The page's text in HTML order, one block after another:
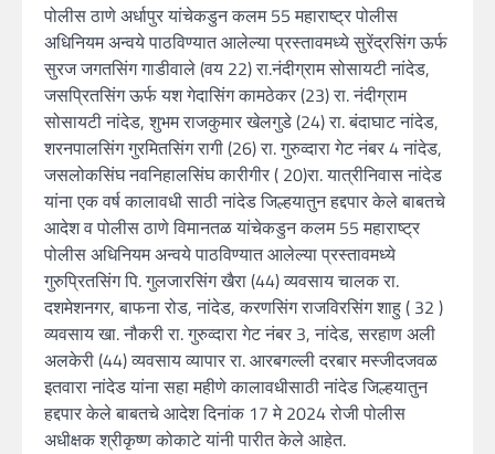
पोलीस ठाणे अर्धापुर यांचेकडुन कलम 55 महाराष्ट्र पोलीस
अधिनियम अन्वये पाठविण्यात आलेल्या प्रस्तावमध्ये सुरेंद्रसिंग ऊर्फ
सुरज जगतसिंग गाडीवाले (वय 22) रा.नंदीग्राम सोसायटी नांदेड,
जसप्रितसिंग ऊर्फ यश गेदासिंग कामठेकर (23) रा. नंदीग्राम
सोसायटी नांदेड, शुभम राजकुमार खेलगुडे (24) रा. बंदाघाट नांदेड,
शरनपालसिंग गुरमितसिंग रागी (26) रा. गुरुव्दारा गेट नंबर 4 नांदेड,
जसलोकसिंघ नवनिहालसिंघ कारीगीर ( 20)रा. यात्रीनिवास नांदेड
यांना एक वर्ष कालावधी साठी नांदेड जिल्हयातुन हद्दपार केले बाबतचे
आदेश व पोलीस ठाणे विमानतळ यांचेकडुन कलम 55 महाराष्ट्र
पोलीस अधिनियम अन्वये पाठविण्यात आलेल्या प्रस्तावमध्ये
गुरुप्रितसिंग पि. गुलजारसिंग खैरा (44) व्यवसाय चालक रा.
दशमेशनगर, बाफना रोड, नांदेड, करणसिंग राजविरसिंग शाहु ( 32 )
व्यवसाय खा. नौकरी रा. गुरुव्दारा गेट नंबर 3, नांदेड, सरहाण अली
अलकेरी (44) व्यवसाय व्यापार रा. आरबगल्ली दरबार मस्जीदजवळ
इतवारा नांदेड यांना सहा महीणे कालावधीसाठी नांदेड जिल्हयातुन
हद्दपार केले बाबतचे आदेश दिनांक 17 मे 2024 रोजी पोलीस
अधीक्षक श्रीकृष्ण कोकाटे यांनी पारीत केले आहेत.